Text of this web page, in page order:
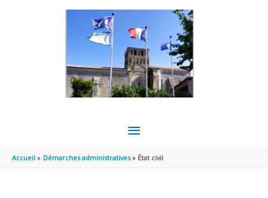
MENU
PRINCIPAL
Accueil Démarches administratives État civil